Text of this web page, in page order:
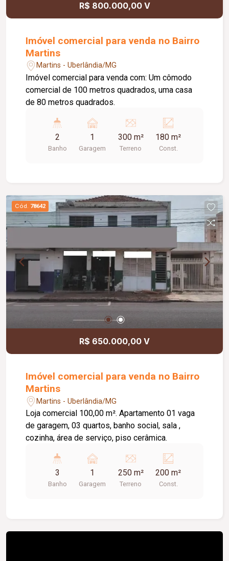
R$ 800.000,00 V
Imóvel comercial para venda no Bairro
Martins
Martins - Uberlândia/MG
Imóvel comercial para venda com: Um cômodo
comercial de 100 metros quadrados, uma casa
de 80 metros quadrados.
2
Banho
1
Garagem
300 m²
Terreno
180 m²
Const.
Cód. 78642
R$ 650.000,00 V
Imóvel comercial para venda no Bairro
Martins
Martins - Uberlândia/MG
Loja comercial 100,00 m². Apartamento 01 vaga
de garagem, 03 quartos, banho social, sala ,
cozinha, área de serviço, piso cerâmica.
3
Banho
1
Garagem
250 m²
Terreno
200 m²
Const.